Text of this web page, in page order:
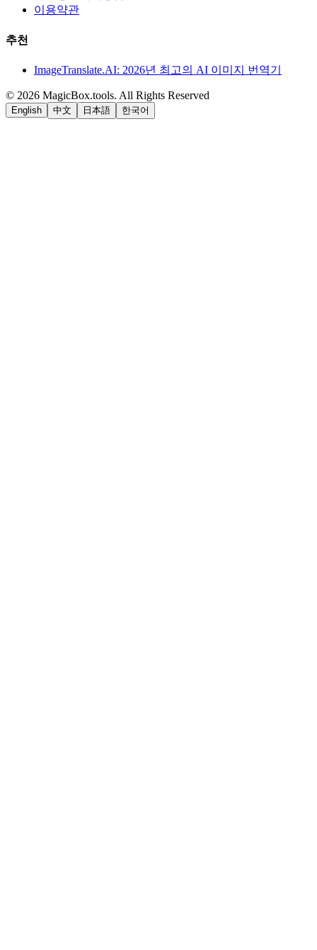
이용약관
추천
ImageTranslate.AI: 2026년 최고의 AI 이미지 번역기
© 2026 MagicBox.tools. All Rights Reserved
English 中文 日本語 한국어